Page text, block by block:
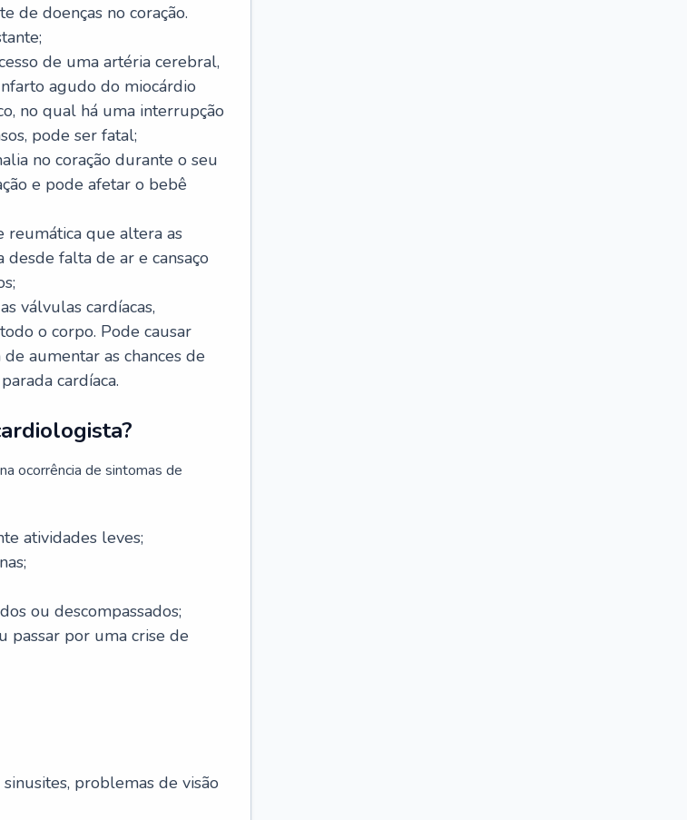
de doenças no coração.
de uma artéria cerebral,
agudo do miocárdio
no qual há uma interrupção
pode ser fatal;
no coração durante o seu
e pode afetar o bebê
reumática que altera as
desde falta de ar e cansaço
válvulas cardíacas,
o corpo. Pode causar
aumentar as chances de
cardíaca.
ocorrência de sintomas de
atividades leves;
ou descompassados;
passar por uma crise de
problemas de visão